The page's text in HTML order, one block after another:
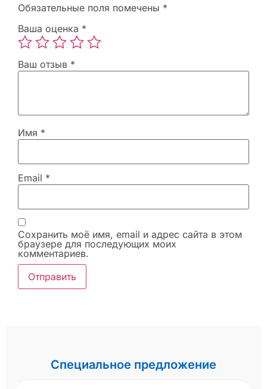
Обязательные поля помечены *
Ваша оценка *
Ваш отзыв *
Имя *
Email *
Сохранить моё имя, email и адрес сайта в этом
браузере для последующих моих
комментариев.
Специальное предложение